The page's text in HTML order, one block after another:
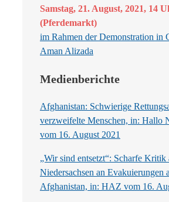
Samstag, 21. August, 2021, 14
(Pferdemarkt)
im Rahmen der Demonstration in
Aman Alizada
Medienberichte
Afghanistan: Schwierige
verzweifelte Menschen, in: Hallo
vom 16. August 2021
„Wir sind entsetzt“: Scharfe Kritik
Niedersachsen an Evakuierungen
Afghanistan, in: HAZ vom 16.